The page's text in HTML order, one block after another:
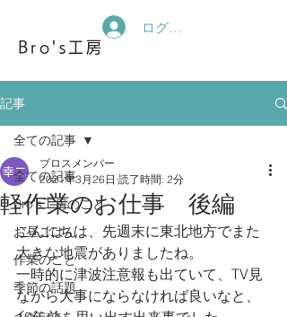
Bro's工房
ログイン
記事
全ての記事
Bro's工房のこと
お昼ごはん
作業のこと
季節の話題
全ての記事
軽作業のお仕事 後編
ブロスメンバー
2021年3月26日 読了時間: 2分
こんにちは、先週末に東北地方でまた
大きな地震がありましたね。
一時的に津波注意報も出ていて、TV見
ながら大事にならなければ良いなと、